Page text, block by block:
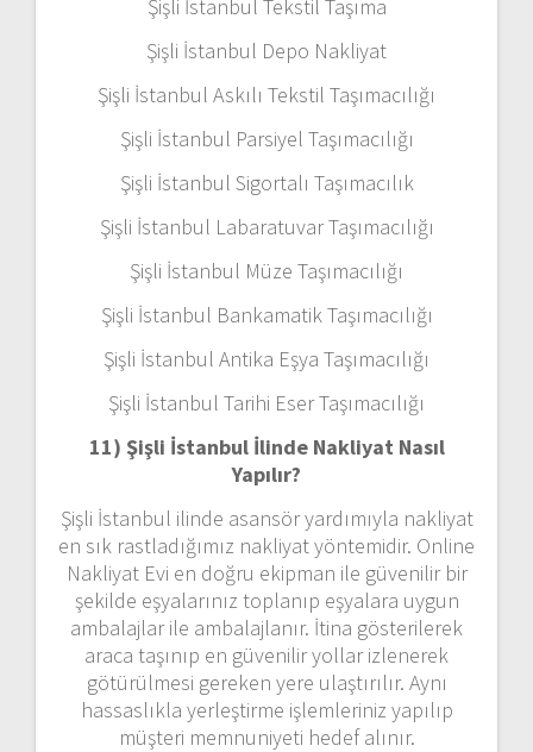
Şişli İstanbul Tekstil Taşıma
Şişli İstanbul Depo Nakliyat
Şişli İstanbul Askılı Tekstil Taşımacılığı
Şişli İstanbul Parsiyel Taşımacılığı
Şişli İstanbul Sigortalı Taşımacılık
Şişli İstanbul Labaratuvar Taşımacılığı
Şişli İstanbul Müze Taşımacılığı
Şişli İstanbul Bankamatik Taşımacılığı
Şişli İstanbul Antika Eşya Taşımacılığı
Şişli İstanbul Tarihi Eser Taşımacılığı
11) Şişli İstanbul İlinde Nakliyat Nasıl
Yapılır?
Şişli İstanbul ilinde asansör yardımıyla nakliyat
en sık rastladığımız nakliyat yöntemidir. Online
Nakliyat Evi en doğru ekipman ile güvenilir bir
şekilde eşyalarınız toplanıp eşyalara uygun
ambalajlar ile ambalajlanır. İtina gösterilerek
araca taşınıp en güvenilir yollar izlenerek
götürülmesi gereken yere ulaştırılır. Aynı
hassaslıkla yerleştirme işlemleriniz yapılıp
müşteri memnuniyeti hedef alınır.